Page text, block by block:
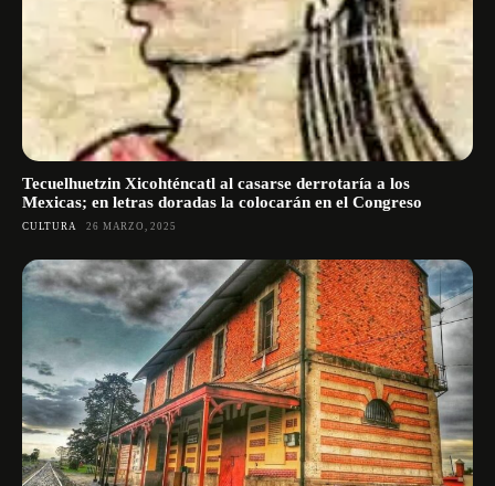
Tecuelhuetzin Xicohténcatl al casarse derrotaría a los
Mexicas; en letras doradas la colocarán en el Congreso
CULTURA 26 MARZO, 2025